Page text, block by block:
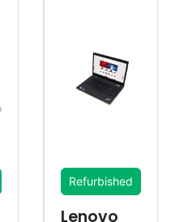
Refurbished
Lenovo